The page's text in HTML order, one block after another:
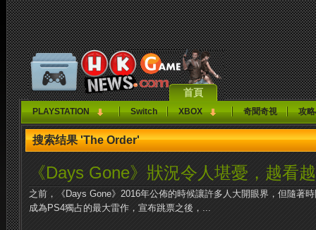
首頁
PLAYSTATION Switch XBOX 奇聞奇視 攻
搜索结果 'The Order'
《Days Gone》狀況令人堪憂，越看
之前，《Days Gone》2016年公佈的時候讓許多人大開眼界，但隨著
成為PS4獨占的最大雷作，宣布跳票之後，...